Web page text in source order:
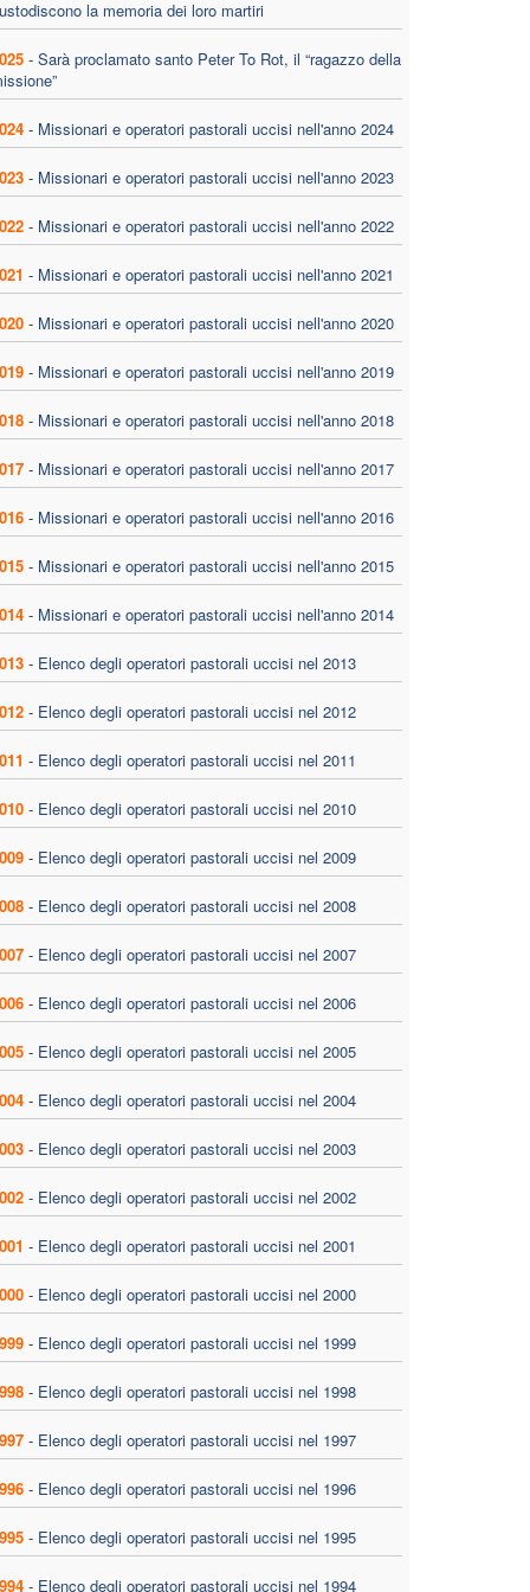
la memoria dei loro martiri
- Sarà proclamato santo Peter To Rot, il “ragazzo della
- Missionari e operatori pastorali uccisi nell'anno 2024
- Missionari e operatori pastorali uccisi nell'anno 2023
- Missionari e operatori pastorali uccisi nell'anno 2022
- Missionari e operatori pastorali uccisi nell'anno 2021
- Missionari e operatori pastorali uccisi nell'anno 2020
- Missionari e operatori pastorali uccisi nell'anno 2019
- Missionari e operatori pastorali uccisi nell'anno 2018
- Missionari e operatori pastorali uccisi nell'anno 2017
- Missionari e operatori pastorali uccisi nell'anno 2016
- Missionari e operatori pastorali uccisi nell'anno 2015
- Missionari e operatori pastorali uccisi nell'anno 2014
- Elenco degli operatori pastorali uccisi nel 2013
- Elenco degli operatori pastorali uccisi nel 2012
- Elenco degli operatori pastorali uccisi nel 2011
- Elenco degli operatori pastorali uccisi nel 2010
- Elenco degli operatori pastorali uccisi nel 2009
- Elenco degli operatori pastorali uccisi nel 2008
- Elenco degli operatori pastorali uccisi nel 2007
- Elenco degli operatori pastorali uccisi nel 2006
- Elenco degli operatori pastorali uccisi nel 2005
- Elenco degli operatori pastorali uccisi nel 2004
- Elenco degli operatori pastorali uccisi nel 2003
- Elenco degli operatori pastorali uccisi nel 2002
- Elenco degli operatori pastorali uccisi nel 2001
- Elenco degli operatori pastorali uccisi nel 2000
- Elenco degli operatori pastorali uccisi nel 1999
- Elenco degli operatori pastorali uccisi nel 1998
- Elenco degli operatori pastorali uccisi nel 1997
- Elenco degli operatori pastorali uccisi nel 1996
- Elenco degli operatori pastorali uccisi nel 1995
- Elenco degli operatori pastorali uccisi nel 1994